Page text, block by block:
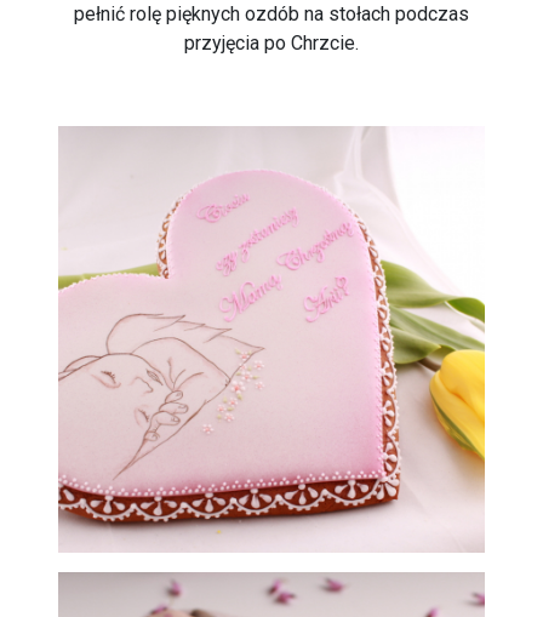
pełnić rolę pięknych ozdób na stołach podczas
przyjęcia po Chrzcie.